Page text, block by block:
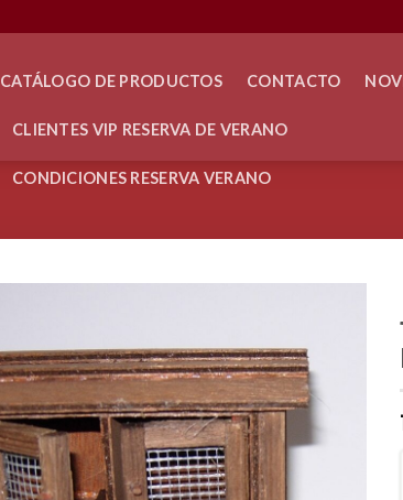
CATÁLOGO DE PRODUCTOS CONTACTO
CLIENTES VIP RESERVA DE VERANO
CONDICIONES RESERVA VERANO